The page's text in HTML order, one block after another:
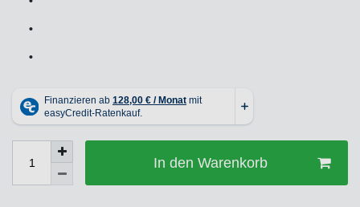
•
•
In den Warenkorb